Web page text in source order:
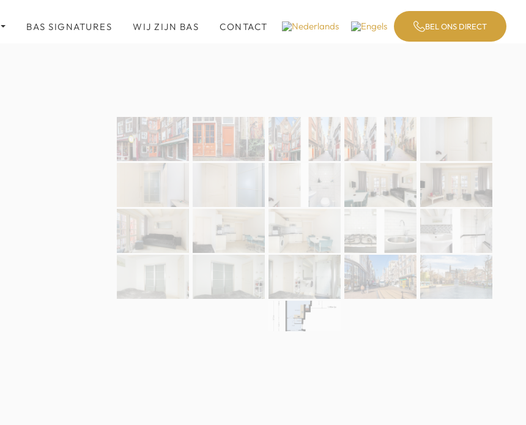
BAS SIGNATURES WIJ ZIJN BAS CONTACT BEL ONS DIRECT